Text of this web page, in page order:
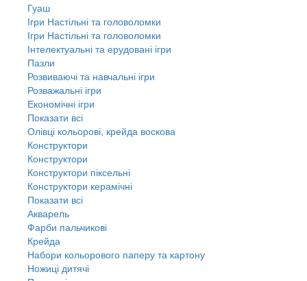
Гуаш
Ігри Настільні та головоломки
Ігри Настільні та головоломки
Інтелектуальні та ерудовані ігри
Пазли
Розвиваючі та навчальні ігри
Розважальні ігри
Економічні ігри
Показати всі
Олівці кольорові, крейда воскова
Конструктори
Конструктори
Конструктори піксельні
Конструктори керамічні
Показати всі
Акварель
Фарби пальчикові
Крейда
Набори кольорового паперу та картону
Ножиці дитячі